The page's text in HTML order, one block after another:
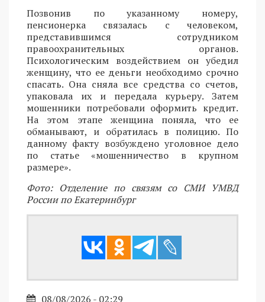
Позвонив по указанному номеру,
пенсионерка связалась с человеком,
представившимся сотрудником
правоохранительных органов.
Психологическим воздействием он убедил
женщину, что ее деньги необходимо срочно
спасать. Она сняла все средства со счетов,
упаковала их и передала курьеру. Затем
мошенники потребовали оформить кредит.
На этом этапе женщина поняла, что ее
обманывают, и обратилась в полицию. По
данному факту возбуждено уголовное дело
по статье «мошенничество в крупном
размере».
Фото: Отделение по связям со СМИ УМВД
России по Екатеринбург
08/08/2026 - 02:29